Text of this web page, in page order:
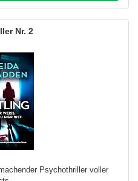
2
Psychothriller voller